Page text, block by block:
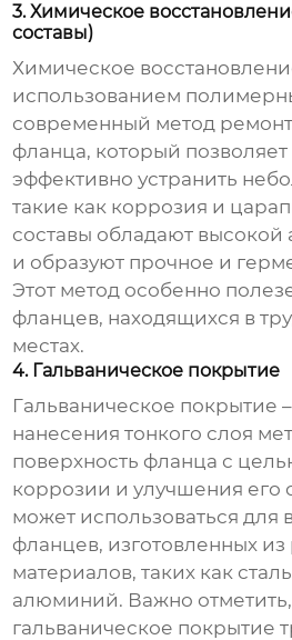
3. Химическое
составы)
Химическое
использованием
современный метод
фланца, который
эффективно устранить
такие как коррозия и
составы обладают высокой
и образуют прочное и
Этот метод особенно
фланцев, находящихся в
местах.
4. Гальваническое покрытие
Гальваническое покрытие
нанесения тонкого слоя
поверхность фланца с
коррозии и улучшения его
может использоваться для
фланцев, изготовленных
материалов, таких как
алюминий. Важно отметить,
гальваническое покрытие